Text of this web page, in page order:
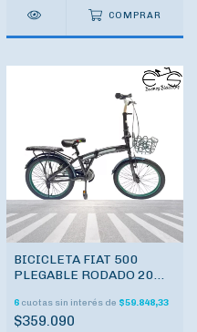
COMPRAR
BICICLETA FIAT 500
PLEGABLE RODADO 20
6 cuotas sin interés de $59.848,33
$359.090